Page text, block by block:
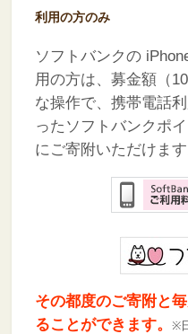
利用の方のみ
ソフトバンクの
用の方は、募金額（
な操作で、携帯電話
ったソフトバンクポ
にご寄附いただけます
その都度のご寄附と
ることができます。
※